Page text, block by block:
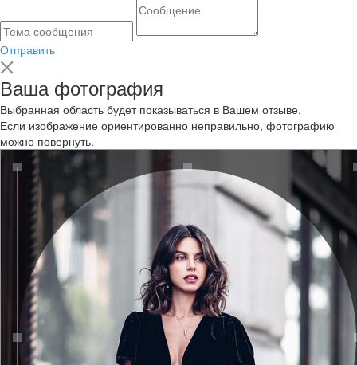
Отправить
Ваша фотография
Выбранная область будет показываться в Вашем отзыве.
Если изображение ориентированно неправильно, фотографию
можно повернуть.